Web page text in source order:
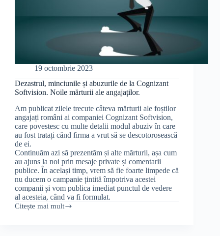
19 octombrie 2023
Dezastrul, minciunile și abuzurile de la Cognizant
Softvision. Noile mărturii ale angajaților.
Am publicat zilele trecute câteva mărturii ale foștilor
angajați români ai companiei Cognizant Softvision,
care povestesc cu multe detalii modul abuziv în care
au fost tratați când firma a vrut să se descotorosească
de ei.
Continuăm azi să prezentăm și alte mărturii, așa cum
au ajuns la noi prin mesaje private și comentarii
publice. În același timp, vrem să fie foarte limpede că
nu ducem o campanie țintită împotriva acestei
companii și vom publica imediat punctul de vedere
al acesteia, când va fi formulat.
Citește mai mult
Dezastrul,